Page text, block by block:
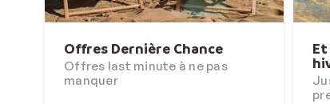
Offres Dernière Chance
Offres last minute à ne pas
manquer